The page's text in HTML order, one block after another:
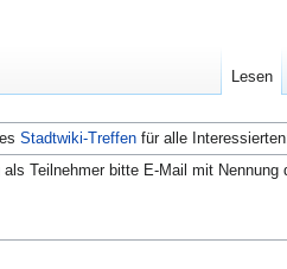
Stadtwiki-Treffen für alle
als Teilnehmer bitte E-Mail mit
Lesen